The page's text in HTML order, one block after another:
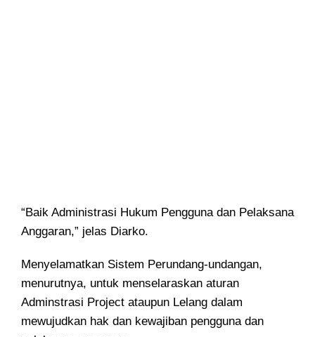
“Baik Administrasi Hukum Pengguna dan Pelaksana
Anggaran,” jelas Diarko.
Menyelamatkan Sistem Perundang-undangan,
menurutnya, untuk menselaraskan aturan
Adminstrasi Project ataupun Lelang dalam
mewujudkan hak dan kewajiban pengguna dan